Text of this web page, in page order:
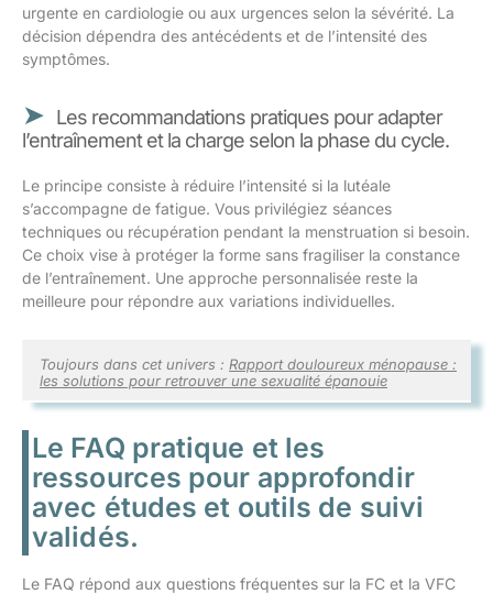
urgente en cardiologie ou aux urgences selon la sévérité. La
décision dépendra des antécédents et de l’intensité des
symptômes.
Les recommandations pratiques pour adapter
l’entraînement et la charge selon la phase du cycle.
Le principe consiste à réduire l’intensité si la lutéale
s’accompagne de fatigue. Vous privilégiez séances
techniques ou récupération pendant la menstruation si besoin.
Ce choix vise à protéger la forme sans fragiliser la constance
de l’entraînement. Une approche personnalisée reste la
meilleure pour répondre aux variations individuelles.
Toujours dans cet univers : Rapport douloureux ménopause :
les solutions pour retrouver une sexualité épanouie
Le FAQ pratique et les
ressources pour approfondir
avec études et outils de suivi
validés.
Le FAQ répond aux questions fréquentes sur la FC et la VFC